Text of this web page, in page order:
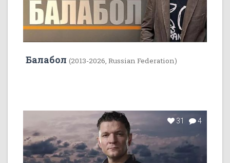
Балабол (2013-2026, Russian Federation)
31 4